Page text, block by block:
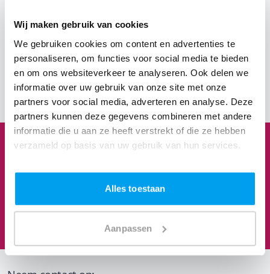
Wij maken gebruik van cookies
We gebruiken cookies om content en advertenties te
personaliseren, om functies voor social media te bieden
en om ons websiteverkeer te analyseren. Ook delen we
informatie over uw gebruik van onze site met onze
partners voor social media, adverteren en analyse. Deze
partners kunnen deze gegevens combineren met andere
informatie die u aan ze heeft verstrekt of die ze hebben
verzameld op basis van uw gebruik van hun services.
Alles toestaan
Aanpassen
favoriete genres"
Marie
Bekijk Facebook
onze wens"
Eric
Bekijk Google
1 3 8 3
Feesten om naar uit te kijken
We staan te popelen!